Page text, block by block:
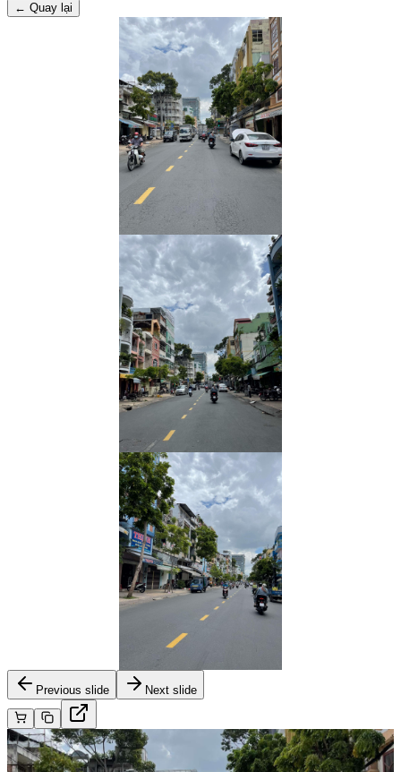
← Quay lại
Previous slide Next slide